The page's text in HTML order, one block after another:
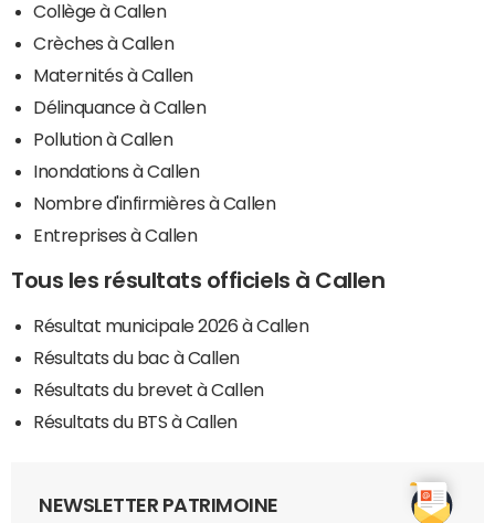
Collège à Callen
Crèches à Callen
Maternités à Callen
Délinquance à Callen
Pollution à Callen
Inondations à Callen
Nombre d'infirmières à Callen
Entreprises à Callen
Tous les résultats officiels à Callen
Résultat municipale 2026 à Callen
Résultats du bac à Callen
Résultats du brevet à Callen
Résultats du BTS à Callen
NEWSLETTER PATRIMOINE